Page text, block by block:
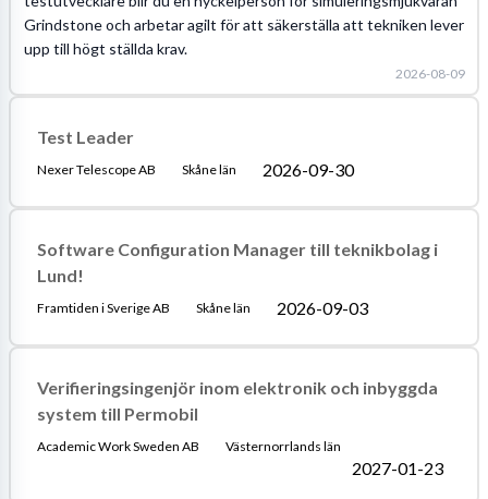
Grindstone och arbetar agilt för att säkerställa att tekniken lever
upp till högt ställda krav.
2026-08-09
Test Leader
Nexer Telescope AB Skåne län 2026-09-30
Software Configuration Manager till teknikbolag i
Lund!
Framtiden i Sverige AB Skåne län 2026-09-03
Verifieringsingenjör inom elektronik och inbyggda
system till Permobil
Academic Work Sweden AB Västernorrlands län
2027-01-23